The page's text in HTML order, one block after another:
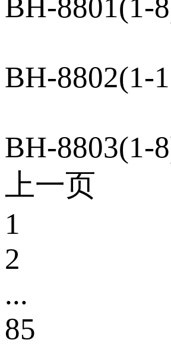
BH-8802(1-
BH-8803(1-
上一页
1
2
...
85